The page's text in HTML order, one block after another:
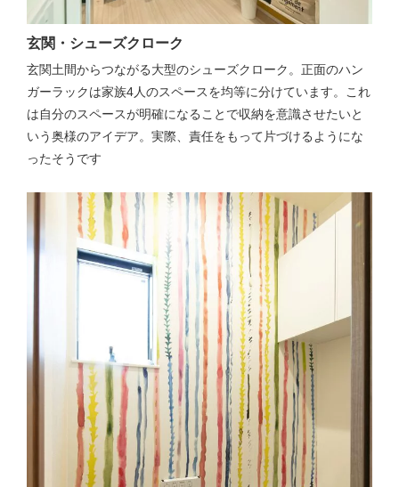
玄関・シューズクローク
玄関土間からつながる大型のシューズクローク。正面のハン
ガーラックは家族4人のスペースを均等に分けています。これ
は自分のスペースが明確になることで収納を意識させたいと
いう奥様のアイデア。実際、責任をもって片づけるようにな
ったそうです